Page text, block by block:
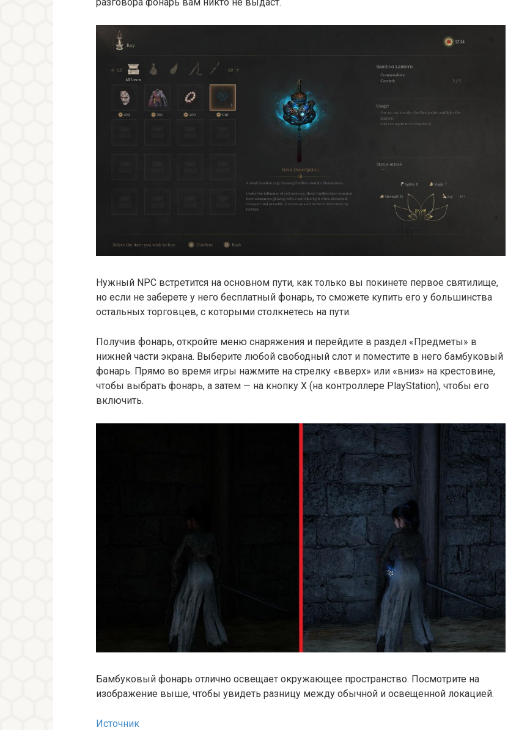
Нужный NPC встретится на основном пути, как только вы покинете первое святилище,
но если не заберете у него бесплатный фонарь, то сможете купить его у большинства
остальных торговцев, с которыми столкнетесь на пути.
Получив фонарь, откройте меню снаряжения и перейдите в раздел «Предметы» в
нижней части экрана. Выберите любой свободный слот и поместите в него бамбуковый
фонарь. Прямо во время игры нажмите на стрелку «вверх» или «вниз» на крестовине,
чтобы выбрать фонарь, а затем — на кнопку X (на контроллере PlayStation), чтобы его
включить.
Бамбуковый фонарь отлично освещает окружающее пространство. Посмотрите на
изображение выше, чтобы увидеть разницу между обычной и освещенной локацией.
Источник